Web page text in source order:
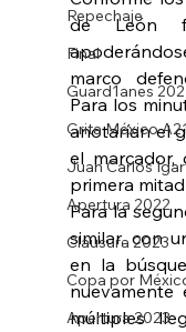
Repechaje
Final
Guard1anes
Grita México
Juan Carlos
Apertura 2022
Clausura 2023
Copa por
Apertura 2023
de León
marco
Para los
anotarían el
el marcador,
primera
Para la
similar, con
en la
múltiples